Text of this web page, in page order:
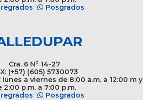
Posgrados
Cra. 6 N° 14-27
(+57) (605) 5730073
a viernes de 8:00 a.m. a 12:00 m y
2:00 p.m. a 7:00 p.m.
Posgrados